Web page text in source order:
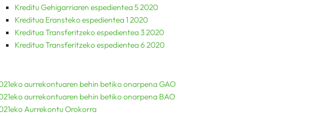
Kreditu Gehigarriaren espedientea 5 2020
Kreditua Eransteko espedientea 1 2020
Kreditua Transferitzeko espedientea 3 2020
Kreditua Transferitzeko espedientea 6 2020
aurrekontuaren behin betiko onarpena GAO
aurrekontuaren behin betiko onarpena BAO
Aurrekontu Orokorra